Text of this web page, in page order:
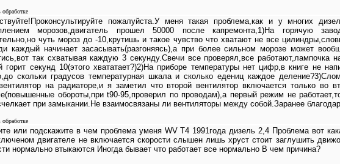
пожалуйста.У меня такая проблема,как и у многих
морозов,двигатель прошел 50000 после капремонта,1)На горячую
чуть мороз до -10,крутишь и такое чувство что хватают не все
каждый начинает засасывать(разгоняясь),а при более сильном морозе может
так схватывая каждую 3 секунду.Свечи все проверял,все работают,лампочка
горит секунд 10(этого хвататает?)2)На приборе температуры нет цифр,в книге не
скольки градусов температурная шкала и сколько едениц каждое
на радиаторе,и я заметил что второй вентилятор включается только во
обороты,при t90-95,проверил по проводам),а первый режим не
при замыкании.Не взаимосвязаны ли вентиляторы между собой.Заранее
или подскажите в чем проблема уменя WV T4 1991года дизель 2,4 Проблема вот
двигателе не включается скорости слышен лишь хруст стоит заглушить
нормально втыкаются Иногда бывает что работает все нормально В чем причина?